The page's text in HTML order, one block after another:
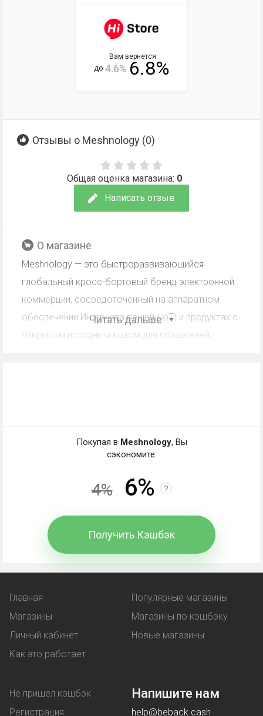
Вам вернется
до 4.6% 6.8%
Отзывы о Meshnology (0)
Написать отзыв
Общая оценка магазина: 0
О магазине
Meshnology — это быстроразвивающийся
глобальный кросс-бортовый бренд электронной
коммерции, сосредоточенный на аппаратном
обеспечении Интернета вещей (IoT) и продуктах с
открытым исходным кодом для создателей,
большие расстояния.
скидкой, промокодом,
купоном
Кэшбэк - частичный возврат магазином клиенту
от других вариантов экономии?
Промокод- комбинация символов, вводимая при
оформлении покупки. В обмен покупатель
Читать дальше
Покупая в Meshnology, Вы
сэкономите:
4% 6% ?
Получить Кэшбэк
Главная
Магазины
Личный кабинет
Как это работает
Популярные магазины
Магазины по кэшбэку
Новые магазины
Не пришел кэшбэк
Регистрация
Напишите нам
help@beback.cash